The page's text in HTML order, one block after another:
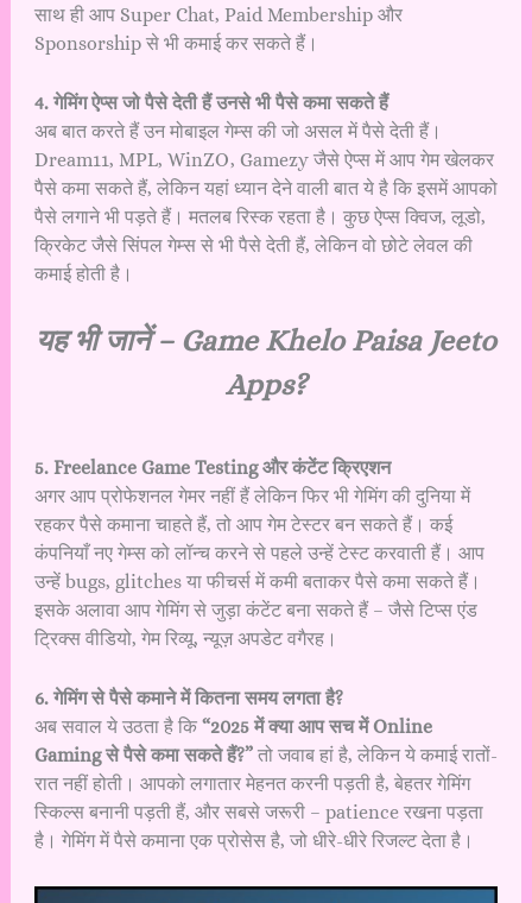
साथ ही आप Super Chat, Paid Membership और
Sponsorship से भी कमाई कर सकते हैं।
4. गेमिंग ऐप्स जो पैसे देती हैं उनसे भी पैसे कमा सकते हैं
अब बात करते हैं उन मोबाइल गेम्स की जो असल में पैसे देती हैं।
Dream11, MPL, WinZO, Gamezy जैसे ऐप्स में आप गेम खेलकर
पैसे कमा सकते हैं, लेकिन यहां ध्यान देने वाली बात ये है कि इसमें आपको
पैसे लगाने भी पड़ते हैं। मतलब रिस्क रहता है। कुछ ऐप्स क्विज, लूडो,
क्रिकेट जैसे सिंपल गेम्स से भी पैसे देती हैं, लेकिन वो छोटे लेवल की
कमाई होती है।
यह भी जानें – Game Khelo Paisa Jeeto
Apps?
5. Freelance Game Testing और कंटेंट क्रिएशन
अगर आप प्रोफेशनल गेमर नहीं हैं लेकिन फिर भी गेमिंग की दुनिया में
रहकर पैसे कमाना चाहते हैं, तो आप गेम टेस्टर बन सकते हैं। कई
कंपनियाँ नए गेम्स को लॉन्च करने से पहले उन्हें टेस्ट करवाती हैं। आप
उन्हें bugs, glitches या फीचर्स में कमी बताकर पैसे कमा सकते हैं।
इसके अलावा आप गेमिंग से जुड़ा कंटेंट बना सकते हैं – जैसे टिप्स एंड
ट्रिक्स वीडियो, गेम रिव्यू, न्यूज़ अपडेट वगैरह।
6. गेमिंग से पैसे कमाने में कितना समय लगता है?
अब सवाल ये उठता है कि “2025 में क्या आप सच में Online
Gaming से पैसे कमा सकते हैं?”तो जवाब हां है, लेकिन ये कमाई रातों-
रात नहीं होती। आपको लगातार मेहनत करनी पड़ती है, बेहतर गेमिंग
स्किल्स बनानी पड़ती हैं, और सबसे जरूरी – patience रखना पड़ता
है। गेमिंग में पैसे कमाना एक प्रोसेस है, जो धीरे-धीरे रिजल्ट देता है।